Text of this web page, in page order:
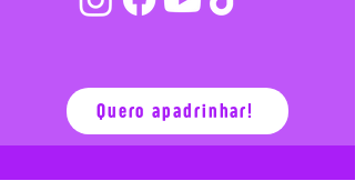
Carla Rocha
Quero apadrinhar!